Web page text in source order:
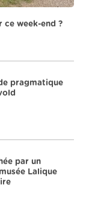
ce week-end ?
pragmatique
par un
Lalique